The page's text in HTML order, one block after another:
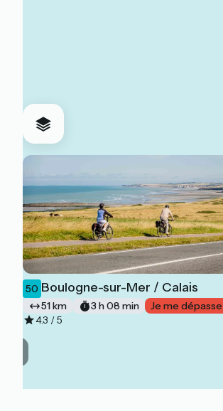
50 Boulogne-sur-Mer / Calais
51 km 3 h 08 min
Je me dépasse
4.3 / 5